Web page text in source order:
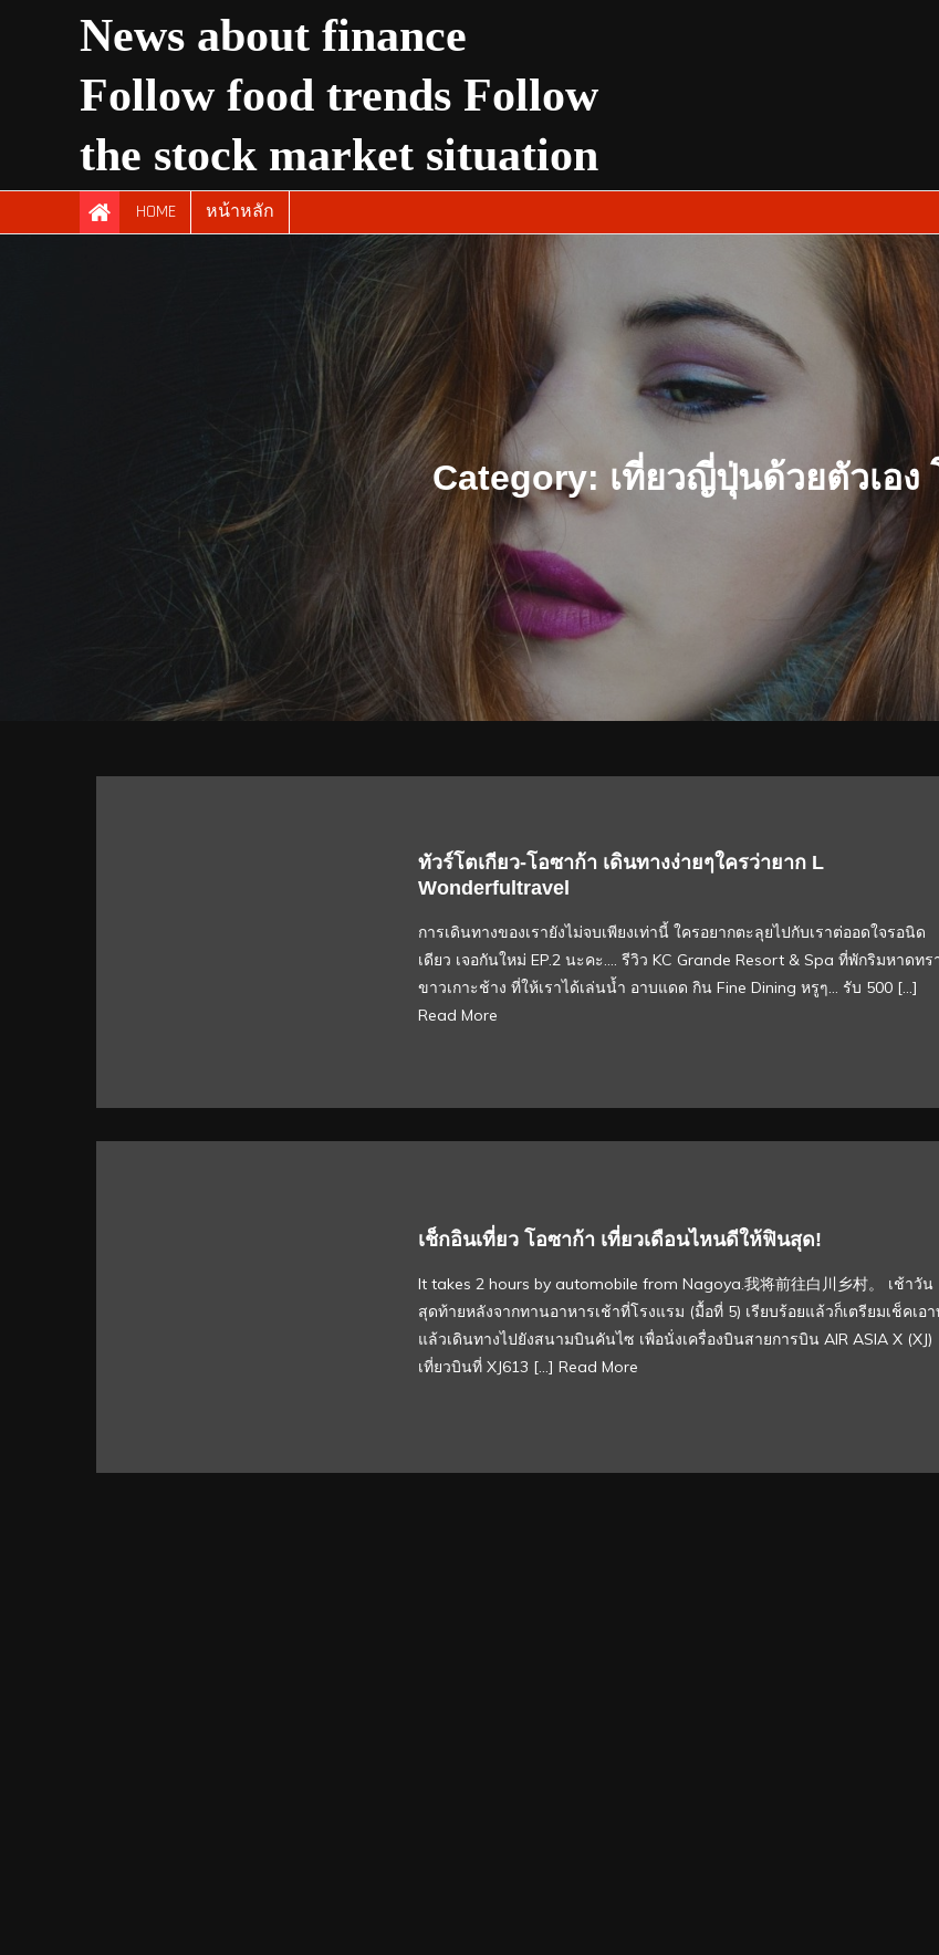
News about finance
Follow food trends Follow
the stock market situation
HOME หน้าหลัก
Category: เที่ยวญี่ปุ่นด้วยตัวเอง
ทัวร์โตเกียว-โอซาก้า เดินทางง่ายๆใครว่ายาก L
Wonderfultravel
การเดินทางของเรายังไม่จบเพียงเท่านี้ ใครอยากตะลุยไปกับเราต่ออดใจรอนิด
เดียว เจอกันใหม่ EP.2 นะคะ…. รีวิว KC Grande Resort & Spa ที่พักริมหาดทร
ขาวเกาะช้าง ที่ให้เราได้เล่นน้ำ อาบแดด กิน Fine Dining หรูๆ… รับ 500 […]
Read More
เช็กอินเที่ยว โอซาก้า เที่ยวเดือนไหนดีให้ฟินสุด!
It takes 2 hours by automobile from Nagoya.我将前往白川乡村。 เช้าวัน
สุดท้ายหลังจากทานอาหารเช้าที่โรงแรม (มื้อที่ 5) เรียบร้อยแล้วก็เตรียมเช็คเอ
แล้วเดินทางไปยังสนามบินคันไซ เพื่อนั่งเครื่องบินสายการบิน AIR ASIA X (XJ)
เที่ยวบินที่ XJ613 […] Read More